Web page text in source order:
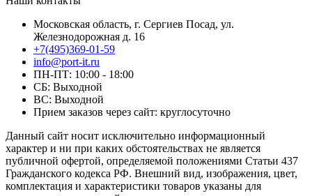
Московская область, г. Сергиев Посад, ул.
Железнодорожная д. 16
+7(495)369-01-59
info@port-it.ru
ПН-ПТ: 10:00 - 18:00
СБ: Выходной
ВС: Выходной
Прием заказов через сайт: круглосуточно
Данный сайт носит исключительно информационный
характер и ни при каких обстоятельствах не является
публичной офертой, определяемой положениями Статьи 437
Гражданского кодекса РФ. Внешний вид, изображения, цвет,
комплектация и характеристики товаров указаны для